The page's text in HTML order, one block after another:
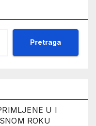
Pretraga
U I
ROKU